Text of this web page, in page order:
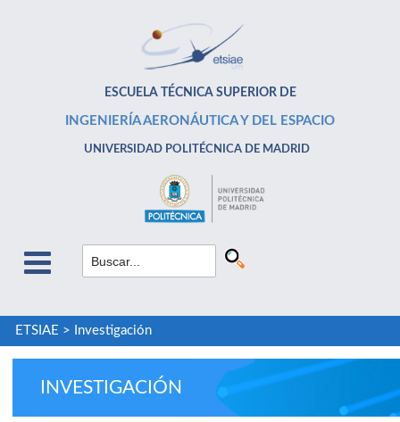
ESCUELA TÉCNICA SUPERIOR DE
INGENIERÍA AERONÁUTICA Y DEL ESPACIO
UNIVERSIDAD POLITÉCNICA DE MADRID
ETSIAE > Investigación
INVESTIGACIÓN